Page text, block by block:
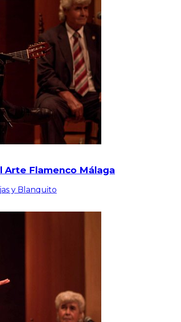
Arte Flamenco Málaga
y Blanquito